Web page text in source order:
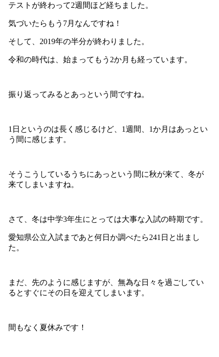
テストが終わって2週間ほど経ちました。
気づいたらもう7月なんですね！
そして、2019年の半分が終わりました。
令和の時代は、始まってもう2か月も経っています。
振り返ってみるとあっという間ですね。
1日というのは長く感じるけど、1週間、1か月はあっとい
う間に感じます。
そうこうしているうちにあっという間に秋が来て、冬が
来てしまいますね。
さて、冬は中学3年生にとっては大事な入試の時期です。
愛知県公立入試まであと何日か調べたら241日と出まし
た。
まだ、先のように感じますが、無為な日々を過ごしてい
るとすぐにその日を迎えてしまいます。
間もなく夏休みです！